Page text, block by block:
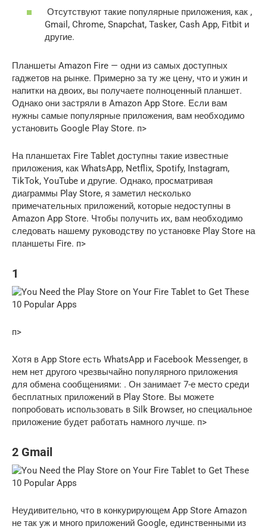
Отсутствуют такие популярные приложения, как ,
Gmail, Chrome, Snapchat, Tasker, Cash App, Fitbit и
другие.
Планшеты Amazon Fire — одни из самых доступных
гаджетов на рынке. Примерно за ту же цену, что и ужин и
напитки на двоих, вы получаете полноценный планшет.
Однако они застряли в Amazon App Store. Если вам
нужны самые популярные приложения, вам необходимо
установить Google Play Store. п>
На планшетах Fire Tablet доступны такие известные
приложения, как WhatsApp, Netflix, Spotify, Instagram,
TikTok, YouTube и другие. Однако, просматривая
диаграммы Play Store, я заметил несколько
примечательных приложений, которые недоступны в
Amazon App Store. Чтобы получить их, вам необходимо
следовать нашему руководству по установке Play Store на
планшеты Fire. п>
1
п>
Хотя в App Store есть WhatsApp и Facebook Messenger, в
нем нет другого чрезвычайно популярного приложения
для обмена сообщениями: . Он занимает 7-е место среди
бесплатных приложений в Play Store. Вы можете
попробовать использовать в Silk Browser, но специальное
приложение будет работать намного лучше. п>
2 Gmail
Неудивительно, что в конкурирующем App Store Amazon
не так уж и много приложений Google, единственными из